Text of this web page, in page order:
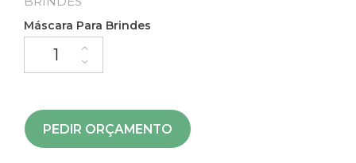
Máscara Para Brindes
PEDIR ORÇAMENTO